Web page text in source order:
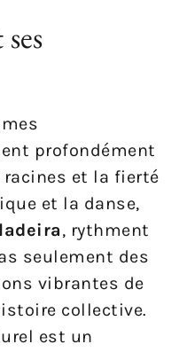
profondément
et la fierté
et la danse,
, rythment
seulement des
vibrantes de
collective.
est un